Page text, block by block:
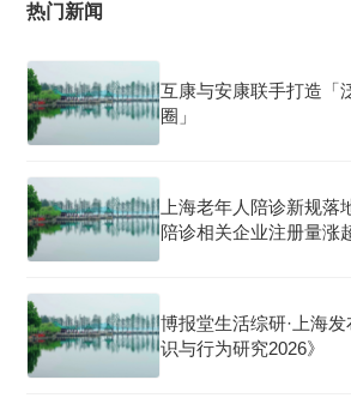
热门新闻
互康与安康联手打造「
圈」
上海老年人陪诊新规落
陪诊相关企业注册量涨
博报堂生活综研·上海
识与行为研究2026》